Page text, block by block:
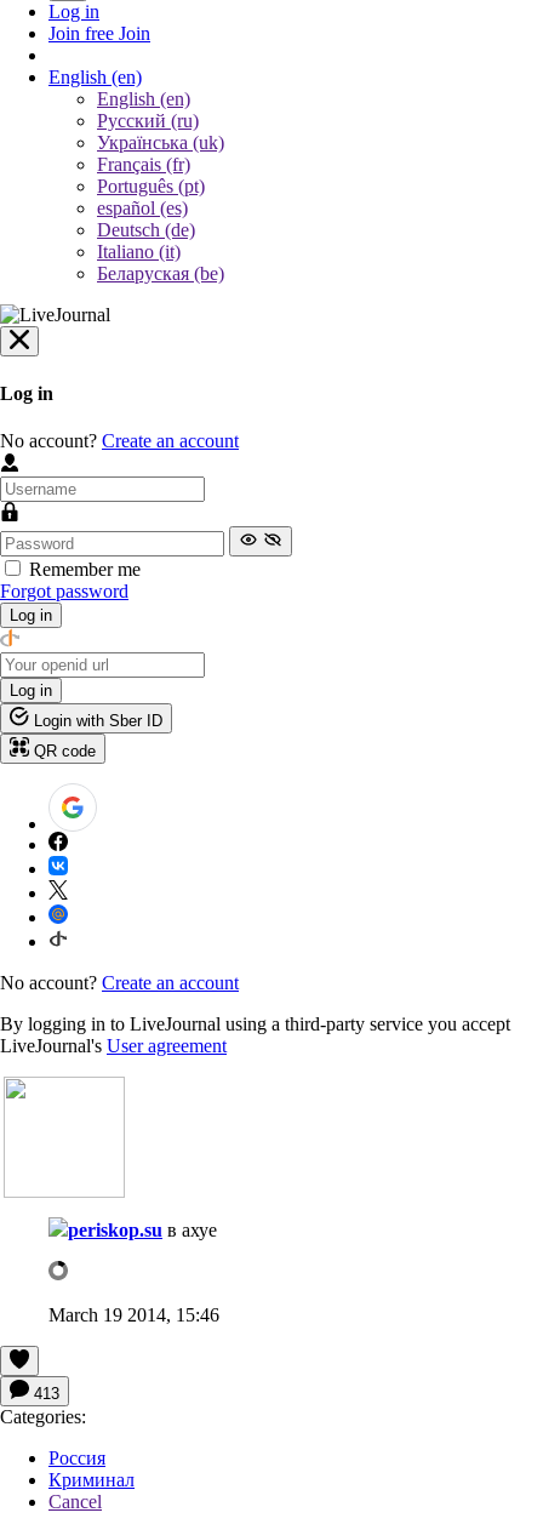
Log in
Join free Join
English (en)
English (en)
Русский (ru)
Українська (uk)
Français (fr)
Português (pt)
español (es)
Deutsch (de)
Italiano (it)
Беларуская (be)
Log in
No account? Create an account
Remember me
Forgot password
Log in
Log in
Login with Sber ID
QR code
No account? Create an account
By logging in to LiveJournal using a third-party service you accept
LiveJournal's User agreement
periskop.su в ахуе
March 19 2014, 15:46
413
Categories:
Россия
Криминал
Cancel